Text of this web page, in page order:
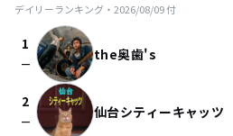
デイリーランキング・ 2026/08/09付
1
check_indeterminate_small the奥歯's
2
check_indeterminate_small 仙台シティーキャッツ